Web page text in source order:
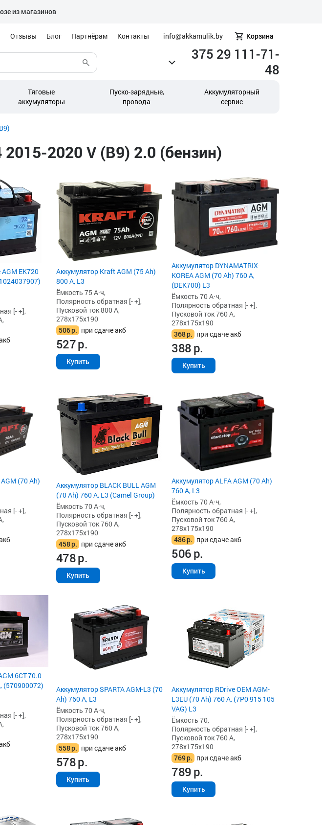
из магазинов
Отзывы Блог Партнёрам Контакты info@akkamulik.by Корзина
375 29 111-71-
48
Тяговые
аккумуляторы
Пуско-зарядные,
провода
Аккумуляторный
сервис
2020 V (B9) 2.0 (бензин)
EK720
[- +],
Аккумулятор Kraft AGM (75 Ah)
800 А, L3
Ёмкость 75 А·ч,
Полярность обратная [- +],
Пусковой ток 800 А,
278x175x190
506р. при сдаче акб
527р.
Купить
Аккумулятор DYNAMATRIX-
KOREA AGM (70 Ah) 760 А,
(DEK700) L3
Ёмкость 70 А·ч,
Полярность обратная [- +],
Пусковой ток 760 А,
278x175x190
368р. при сдаче акб
388р.
Купить
(70 Ah)
[- +],
Аккумулятор BLACK BULL AGM
(70 Ah) 760 А, L3 (Camel Group)
Ёмкость 70 А·ч,
Полярность обратная [- +],
Пусковой ток 760 А,
278x175x190
458р. при сдаче акб
478р.
Купить
Аккумулятор ALFA AGM (70 Ah)
760 А, L3
Ёмкость 70 А·ч,
Полярность обратная [- +],
Пусковой ток 760 А,
278x175x190
486р. при сдаче акб
506р.
Купить
6СТ-70.0
(570900072)
[- +],
Аккумулятор SPARTA AGM-L3 (70
Ah) 760 А, L3
Ёмкость 70 А·ч,
Полярность обратная [- +],
Пусковой ток 760 А,
278x175x190
558р. при сдаче акб
578р.
Купить
Аккумулятор RDrive OEM AGM-
L3EU (70 Ah) 760 А, (7P0 915 105
VAG) L3
Ёмкость 70,
Полярность обратная [- +],
Пусковой ток 760 А,
278x175x190
769р. при сдаче акб
789р.
Купить